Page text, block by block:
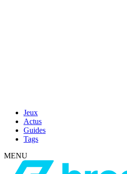
Jeux
Actus
Guides
Tags
MENU